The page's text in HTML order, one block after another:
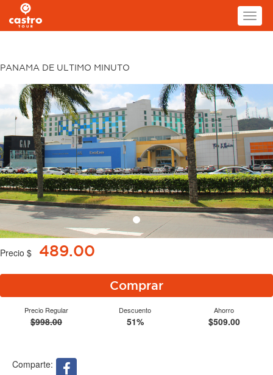
PANAMA DE ULTIMO MINUTO
Previous
Precio $ 489.00
Comprar
Precio Regular
$998.00
Descuento
51%
Ahorro
$509.00
Comparte: